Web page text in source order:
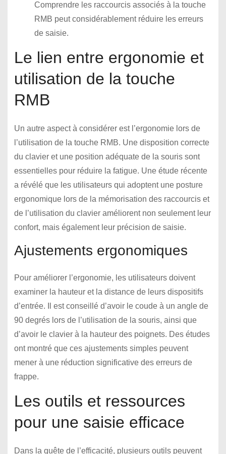
Comprendre les raccourcis associés à la touche
RMB peut considérablement réduire les erreurs
de saisie.
Le lien entre ergonomie et
utilisation de la touche
RMB
Un autre aspect à considérer est l’ergonomie lors de
l’utilisation de la touche RMB. Une disposition correcte
du clavier et une position adéquate de la souris sont
essentielles pour réduire la fatigue. Une étude récente
a révélé que les utilisateurs qui adoptent une posture
ergonomique lors de la mémorisation des raccourcis et
de l’utilisation du clavier améliorent non seulement leur
confort, mais également leur précision de saisie.
Ajustements ergonomiques
Pour améliorer l’ergonomie, les utilisateurs doivent
examiner la hauteur et la distance de leurs dispositifs
d’entrée. Il est conseillé d’avoir le coude à un angle de
90 degrés lors de l’utilisation de la souris, ainsi que
d’avoir le clavier à la hauteur des poignets. Des études
ont montré que ces ajustements simples peuvent
mener à une réduction significative des erreurs de
frappe.
Les outils et ressources
pour une saisie efficace
Dans la quête de l’efficacité, plusieurs outils peuvent